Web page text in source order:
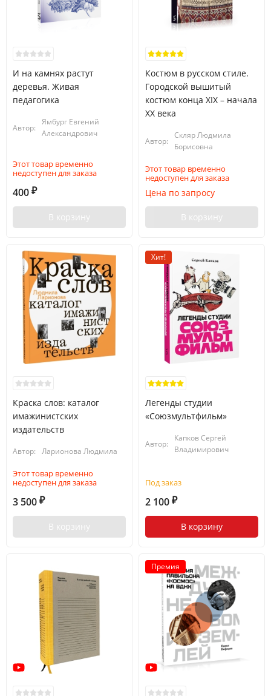
И на камнях растут
деревья. Живая
педагогика
Автор:
Ямбург Евгений
Александрович
Этот товар временно
недоступен для заказа
400 ₽
В корзину
Костюм в русском стиле.
Городской вышитый
костюм конца XIX – начала
XX века
Автор:
Скляр Людмила
Борисовна
Этот товар временно
недоступен для заказа
Цена по запросу
В корзину
Краска слов: каталог
имажинистских
издательств
Автор: Ларионова Людмила
Этот товар временно
недоступен для заказа
3 500 ₽
В корзину
Хит!
Легенды студии
«Союзмультфильм»
Автор:
Капков Сергей
Владимирович
Под заказ
2 100 ₽
В корзину
Премия